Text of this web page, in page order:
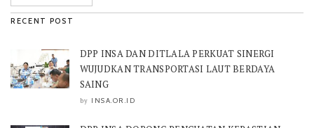
RECENT POST
DPP INSA DAN DITLALA PERKUAT SINERGI
WUJUDKAN TRANSPORTASI LAUT BERDAYA
SAING
by INSA.OR.ID